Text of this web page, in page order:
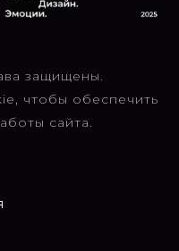
защищены.
чтобы обеспечить
сайта.